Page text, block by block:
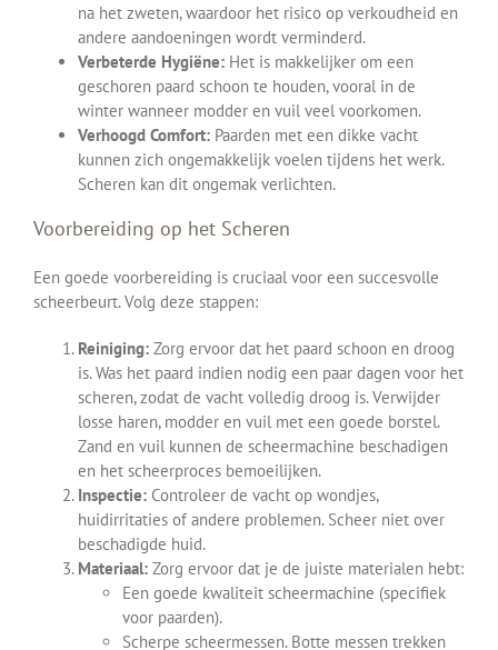
na het zweten, waardoor het risico op verkoudheid en
andere aandoeningen wordt verminderd.
Verbeterde Hygiëne: Het is makkelijker om een
geschoren paard schoon te houden, vooral in de
winter wanneer modder en vuil veel voorkomen.
Verhoogd Comfort: Paarden met een dikke vacht
kunnen zich ongemakkelijk voelen tijdens het werk.
Scheren kan dit ongemak verlichten.
Voorbereiding op het Scheren
Een goede voorbereiding is cruciaal voor een succesvolle
scheerbeurt. Volg deze stappen:
Reiniging: Zorg ervoor dat het paard schoon en droog
is. Was het paard indien nodig een paar dagen voor het
scheren, zodat de vacht volledig droog is. Verwijder
losse haren, modder en vuil met een goede borstel.
Zand en vuil kunnen de scheermachine beschadigen
en het scheerproces bemoeilijken.
Inspectie: Controleer de vacht op wondjes,
huidirritaties of andere problemen. Scheer niet over
beschadigde huid.
Materiaal: Zorg ervoor dat je de juiste materialen hebt:
Een goede kwaliteit scheermachine (specifiek
voor paarden).
Scherpe scheermessen. Botte messen trekken